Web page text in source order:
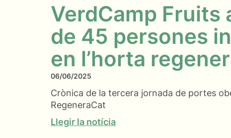
VerdCamp Fruits
de 45 persones
en l’horta
06/06/2025
Crònica de la tercera jornada de portes
RegeneraCat
Llegir la notícia